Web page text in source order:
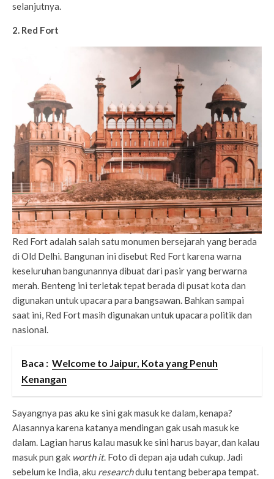
selanjutnya.
2. Red Fort
Red Fort adalah salah satu monumen bersejarah yang berada
di Old Delhi. Bangunan ini disebut Red Fort karena warna
keseluruhan bangunannya dibuat dari pasir yang berwarna
merah. Benteng ini terletak tepat berada di pusat kota dan
digunakan untuk upacara para bangsawan. Bahkan sampai
saat ini, Red Fort masih digunakan untuk upacara politik dan
nasional.
Baca : Welcome to Jaipur, Kota yang Penuh
Kenangan
Sayangnya pas aku ke sini gak masuk ke dalam, kenapa?
Alasannya karena katanya mendingan gak usah masuk ke
dalam. Lagian harus kalau masuk ke sini harus bayar, dan kalau
masuk pun gak worth it. Foto di depan aja udah cukup. Jadi
sebelum ke India, aku researchdulu tentang beberapa tempat.